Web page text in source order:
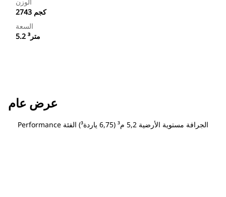
الوزن
2743 كجم
السعة
5.2 متر³
عرض عام
‏‫الجرافة مستوية الأرضية 5,2 م³ (6,75 ياردة³) الفئة Performance